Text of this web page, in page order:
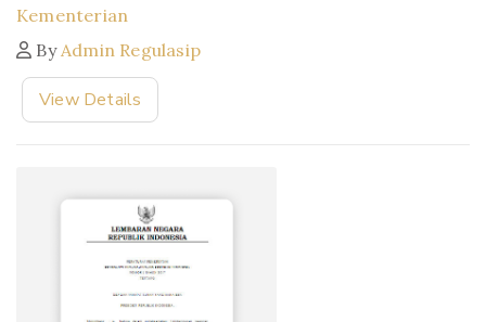
Kementerian
ByAdmin Regulasip
View Details